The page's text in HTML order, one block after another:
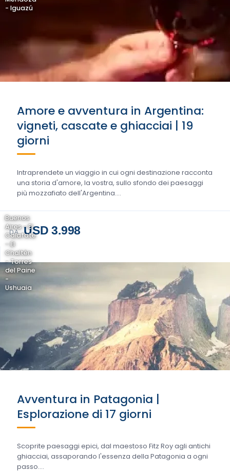
- Iguazú
Amore e avventura in Argentina:
vigneti, cascate e ghiacciai | 19
giorni
Intraprendete un viaggio in cui ogni destinazione racconta
una storia d'amore, la vostra, sullo sfondo dei paesaggi
più mozzafiato dell'Argentina....
DA USD 3.998
Buenos
Aires - El
Calafate
- El
Chaltén
- Torres
del Paine
-
Ushuaia
Avventura in Patagonia |
Esplorazione di 17 giorni
Scoprite paesaggi epici, dal maestoso Fitz Roy agli antichi
ghiacciai, assaporando l'essenza della Patagonia a ogni
passo....